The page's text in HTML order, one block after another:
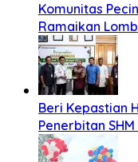
Komunitas
Ramaikan
Beri Kepastian
Penerbitan